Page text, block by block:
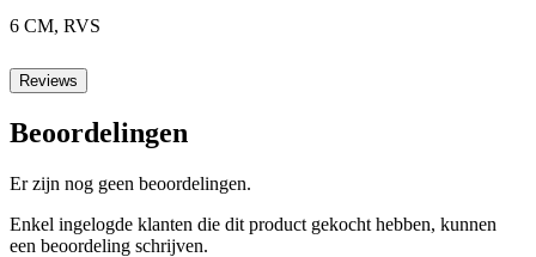
6 CM, RVS
Reviews
Beoordelingen
Er zijn nog geen beoordelingen.
Enkel ingelogde klanten die dit product gekocht hebben, kunnen
een beoordeling schrijven.